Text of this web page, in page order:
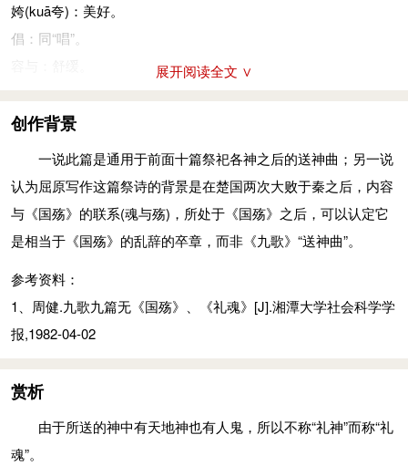
姱(kuā夸)：美好。
倡：同“唱”。
1、姜亮夫等．先秦诗鉴赏辞典：上海辞书出版社，1998年：
785-786
2、郭沫若．郭沫若全集，卷二：人民文学出版社，1982年10
月：341-342
展开阅读全文 ∨
创作背景
一说此篇是通用于前面十篇祭祀各神之后的送神曲；另一说
认为屈原写作这篇祭诗的背景是在楚国两次大败于秦之后，内容
与《国殇》的联系(魂与殇)，所处于《国殇》之后，可以认定它
是相当于《国殇》的乱辞的卒章，而非《九歌》“送神曲”。
参考资料：
1、周健.九歌九篇无《国殇》、《礼魂》[J].湘潭大学社会科学学
报,1982-04-02
赏析
由于所送的神中有天地神也有人鬼，所以不称“礼神”而称“礼
魂”。